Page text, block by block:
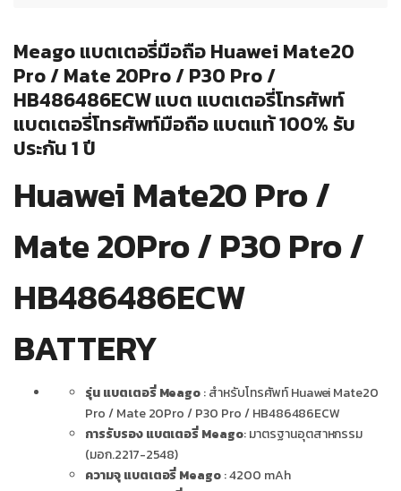
Meago แบตเตอรี่มือถือ Huawei Mate20
Pro / Mate 20Pro / P30 Pro /
HB486486ECW แบต แบตเตอรี่โทรศัพท์
แบตเตอรี่โทรศัพท์มือถือ แบตแท้ 100% รับ
ประกัน 1 ปี
Huawei Mate20 Pro /
Mate 20Pro / P30 Pro /
HB486486ECW
BATTERY
รุ่น แบตเตอรี่ Meago: สำหรับโทรศัพท์ Huawei Mate20
Pro / Mate 20Pro / P30 Pro / HB486486ECW
การรับรอง แบตเตอรี่ Meago: มาตรฐานอุตสาหกรรม
(มอก.2217-2548)
ความจุ แบตเตอรี่ Meago: 4200 mAh